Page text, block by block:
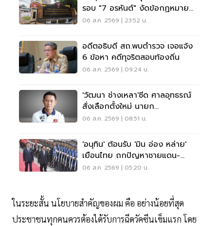
รอบ "7 อรหันต์" งัดข้อกฏหมาย
ไม่มีใครยอมใคร
06 ส.ค. 2569 | 23:52 น.
อดีตอธิบดี สถ.พบตำรวจ เจอแจ้ง
6 ข้อหา คดีทุจริตสอบท้องถิ่น
06 ส.ค. 2569 | 09:24 น.
'วัฒนา ช่างเหลา'ซีด ศาลอุทธรณ์
สั่งเลือกตั้งใหม่ นายก
อบจ.ขอนแก่น
06 ส.ค. 2569 | 08:51 น.
'อนุทิน' ต้อนรับ 'มิน อ่อง หล่าย'
เยือนไทย ถกปัญหาชายแดน-
พลังงาน-การค้า
06 ส.ค. 2569 | 05:20 น.
ในระยะสั้น นโยบายสำคัญของผม คือ อย่างน้อยที่สุด
ประชาชนทุกคนควรต้องได้รับการฉีดวัคซีนเข็มแรก โดย